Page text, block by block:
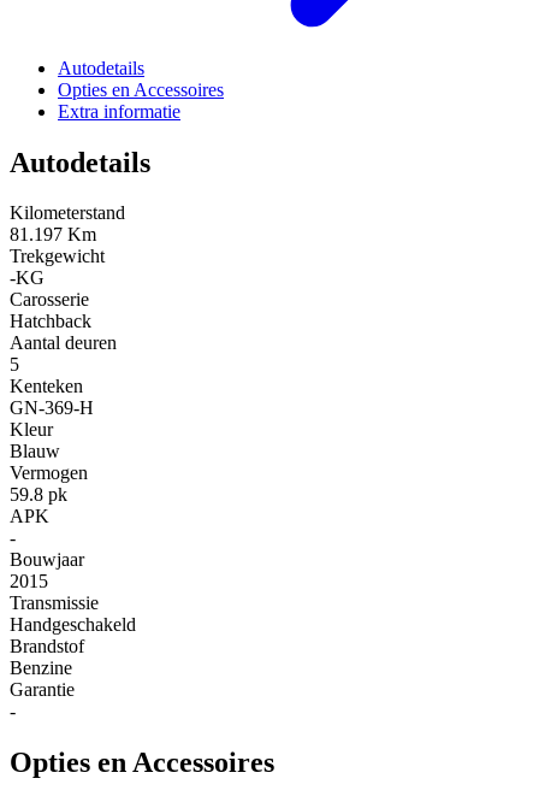
Autodetails
Opties en Accessoires
Extra informatie
Autodetails
Kilometerstand
81.197 Km
Trekgewicht
-KG
Carosserie
Hatchback
Aantal deuren
5
Kenteken
GN-369-H
Kleur
Blauw
Vermogen
59.8 pk
APK
-
Bouwjaar
2015
Transmissie
Handgeschakeld
Brandstof
Benzine
Garantie
-
Opties en Accessoires